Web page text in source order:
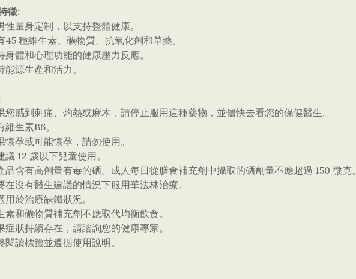
徵:
性量身定制，以支持整體健康。
45 種維生素、礦物質、抗氧化劑和草藥。
身體和心理功能的健康壓力反應。
能源生產和活力。
您感到刺痛、灼熱或麻木，請停止服用這種藥物，並儘快去看您的保健醫生。
維生素B6。
懷孕或可能懷孕，請勿使用。
議 12 歲以下兒童使用。
品含有高劑量有毒的硒。成人每日從膳食補充劑中攝取的硒劑量不應超過 150 微克。
在沒有醫生建議的情況下服用華法林治療。
用於治療缺鐵狀況。
素和礦物質補充劑不應取代均衡飲食。
症狀持續存在，請諮詢您的健康專家。
閱讀標籤並遵循使用說明。